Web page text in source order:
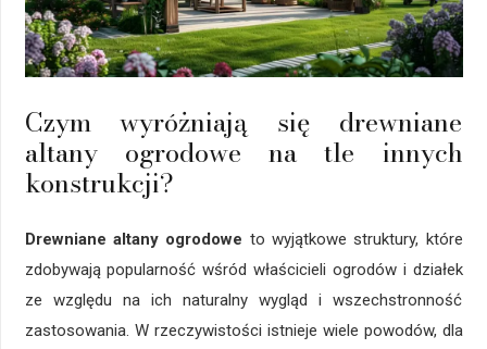
Czym wyróżniają się drewniane
altany ogrodowe na tle innych
konstrukcji?
Drewniane altany ogrodowe to wyjątkowe struktury, które
zdobywają popularność wśród właścicieli ogrodów i działek
ze względu na ich naturalny wygląd i wszechstronność
zastosowania. W rzeczywistości istnieje wiele powodów, dla